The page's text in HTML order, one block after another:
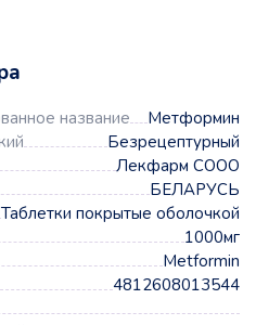
название
Метформин
Безрецептурный
Лекфарм СООО
БЕЛАРУСЬ
Таблетки покрытые оболочкой
1000мг
Metformin
4812608013544